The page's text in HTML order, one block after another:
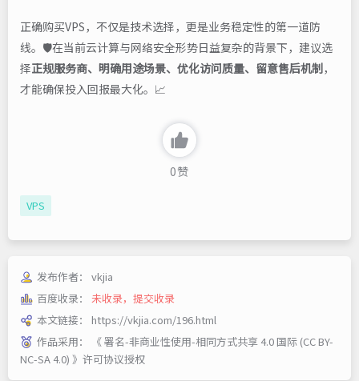
正确购买VPS，不仅是技术选择，更是业务稳定性的第一道防
线。🛡️在当前云计算与网络安全形势日益复杂的背景下，建议选
择正规服务商、明确用途场景、优化访问质量、留意售后机制，
才能确保投入回报最大化。📈
0赞
VPS
发布作者：
vkjia
百度收录：
未收录，提交收录
本文链接：
https://vkjia.com/196.html
作品采用：
《署名-非商业性使用-相同方式共享 4.0 国际 (CC BY-
NC-SA 4.0) 》许可协议授权